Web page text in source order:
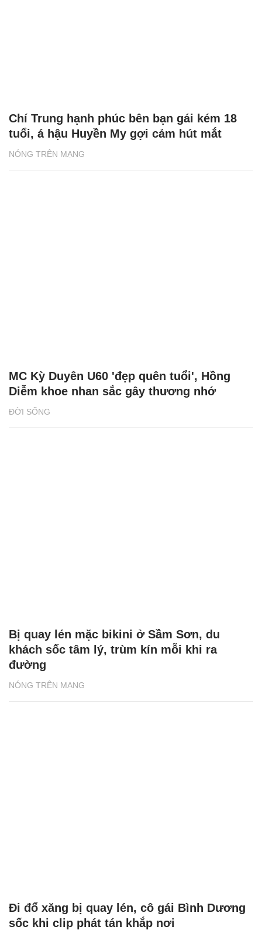
NÓNG TRÊN MẠNG
Chí Trung hạnh phúc bên bạn gái kém 18
tuổi, á hậu Huyền My gợi cảm hút mắt
ĐỜI SỐNG
MC Kỳ Duyên U60 'đẹp quên tuổi', Hồng
Diễm khoe nhan sắc gây thương nhớ
NÓNG TRÊN MẠNG
Bị quay lén mặc bikini ở Sầm Sơn, du
khách sốc tâm lý, trùm kín mỗi khi ra
đường
Đi đổ xăng bị quay lén, cô gái Bình Dương
sốc khi clip phát tán khắp nơi